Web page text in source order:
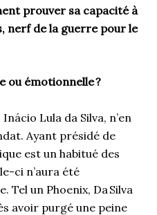
prouver sa capacité à
nerf de la guerre pour le
ou émotionnelle?
Lula da Silva, n’en
Ayant présidé de
est un habitué des
ci n’aura été
Tel un Phoenix, Da Silva
avoir purgé une peine